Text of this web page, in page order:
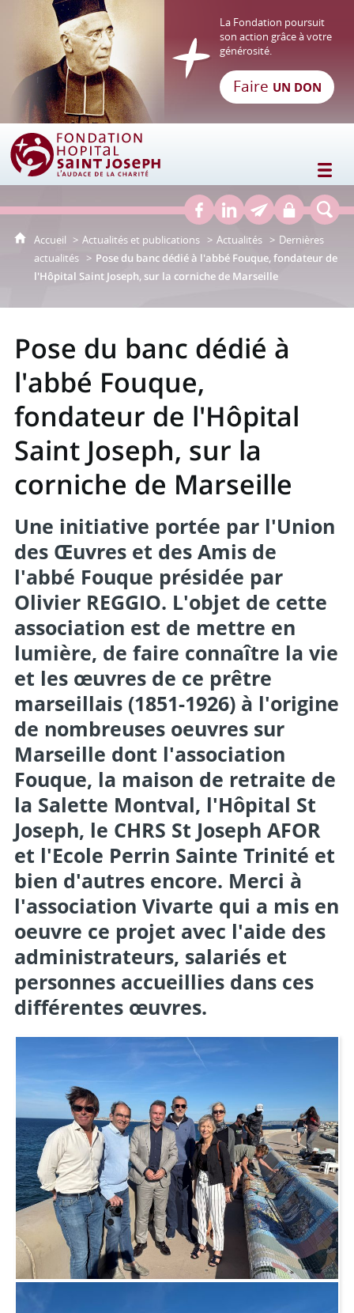
Fondation Hôpital Saint Joseph
La Fondation poursuit
son action grâce à votre
générosité.
Faire UN DON
Accueil Actualités et publications Actualités
Dernières
actualités
Pose du banc dédié à l'abbé Fouque, fondateur de
l'Hôpital Saint Joseph, sur la corniche de Marseille
Pose du banc dédié à
l'abbé Fouque,
fondateur de l'Hôpital
Saint Joseph, sur la
corniche de Marseille
Une initiative portée par l'Union
des Œuvres et des Amis de
l'abbé Fouque présidée par
Olivier REGGIO. L'objet de cette
association est de mettre en
lumière, de faire connaître la vie
et les œuvres de ce prêtre
marseillais (1851-1926) à l'origine
de nombreuses oeuvres sur
Marseille dont l'association
Fouque, la maison de retraite de
la Salette Montval, l'Hôpital St
Joseph, le CHRS St Joseph AFOR
et l'Ecole Perrin Sainte Trinité et
bien d'autres encore. Merci à
l'association Vivarte qui a mis en
oeuvre ce projet avec l'aide des
administrateurs, salariés et
personnes accueillies dans ces
différentes œuvres.